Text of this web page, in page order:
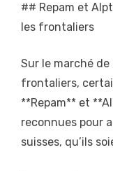
## Repam et
les frontaliers
Sur le marché
frontaliers,
**Repam** et
reconnues pour
suisses, qu’ils